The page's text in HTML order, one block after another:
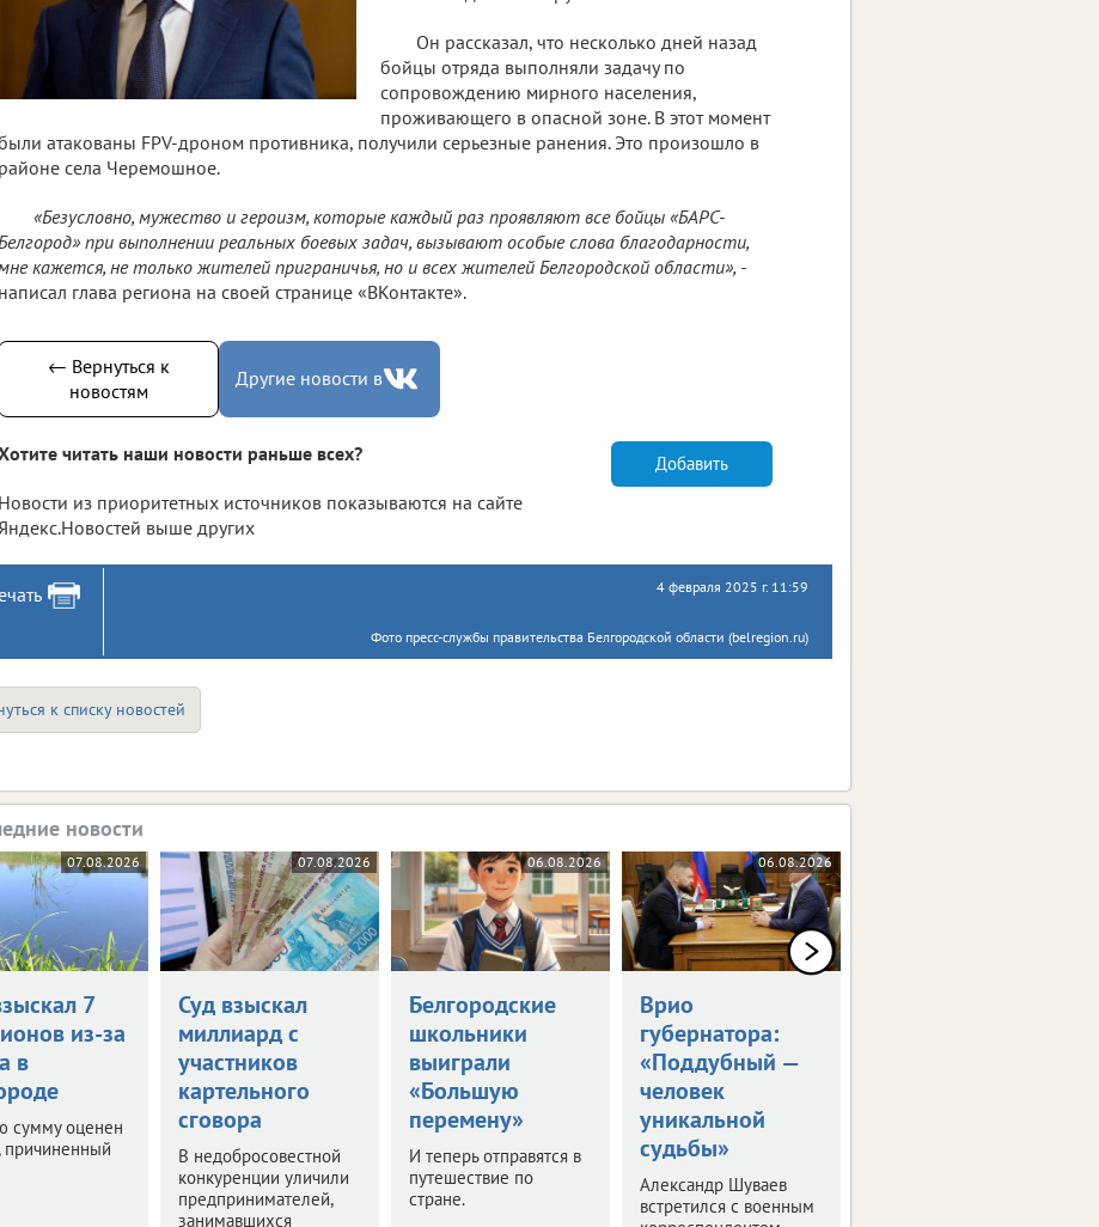
Он рассказал, что несколько дней назад
бойцы отряда выполняли задачу по
сопровождению мирного населения,
проживающего в опасной зоне. В этот момент
атакованы FPV-дроном противника, получили серьезные ранения. Это произошло в
районе села Черемошное.
«Безусловно, мужество и героизм, которые каждый раз проявляют все бойцы «БАРС-
Белгород» при выполнении реальных боевых задач, вызывают особые слова благодарности,
кажется, не только жителей приграничья, но и всех жителей Белгородской области», -
написал глава региона на своей странице «ВКонтакте».
← Вернуться к
новостям
Другие новости в
читать наши новости раньше всех?
Новости из приоритетных источников показываются на сайте
Яндекс.Новостей выше других
Добавить
4 февраля 2025 г. 11:59
Фото пресс-службы правительства Белгородской области (belregion.ru)
к списку новостей
новости
07.08.2026
7
из-за
в
сумму оценен
причиненный
07.08.2026
Суд взыскал
миллиард с
участников
картельного
сговора
В недобросовестной
конкуренции уличили
предпринимателей,
занимавшихся
06.08.2026
Белгородские
школьники
выиграли
«Большую
перемену»
И теперь отправятся в
путешествие по
стране.
06.08.2026
Врио
губернатора:
«Поддубный —
человек
уникальной
судьбы»
Александр Шуваев
встретился с военным